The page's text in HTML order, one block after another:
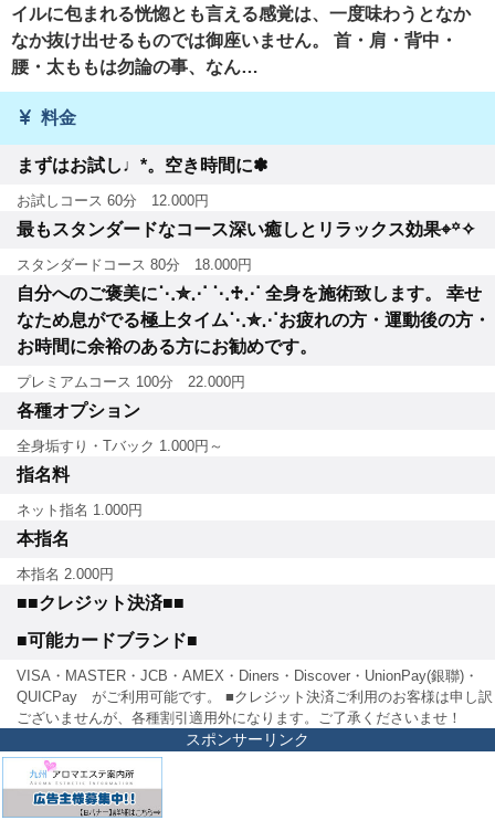
イルに包まれる恍惚とも言える感覚は、一度味わうとなか
なか抜け出せるものでは御座いません。 首・肩・背中・
腰・太ももは勿論の事、なん…
料金
まずはお試し♩*。空き時間に✽
お試しコース 60分 12.000円
最もスタンダードなコース深い癒しとリラックス効果⌖꙳✧
スタンダードコース 80分 18.000円
自分へのご褒美に⋱✮⋰ ⋱♱⋰ 全身を施術致します。 幸せ
なため息がでる極上タイム⋱✮⋰お疲れの方・運動後の方・
お時間に余裕のある方にお勧めです。
プレミアムコース 100分 22.000円
各種オプション
全身垢すり・Tバック 1.000円～
指名料
ネット指名 1.000円
本指名
本指名 2.000円
■■クレジット決済■■
■可能カードブランド■
VISA・MASTER・JCB・AMEX・Diners・Discover・UnionPay(銀聯)・
QUICPay がご利用可能です。 ■クレジット決済ご利用のお客様は申し訳
ございませんが、各種割引適用外になります。ご了承くださいませ！
スポンサーリンク